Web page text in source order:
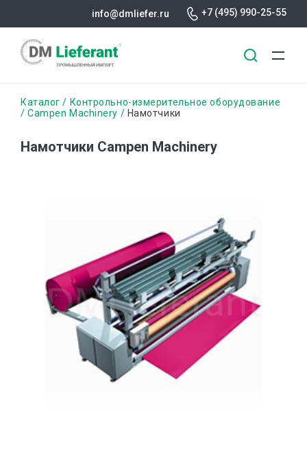
содержанию
info@dmliefer.ru +7 (495) 990-25-55
Строка
Каталог
Контрольно-измерительное оборудование
Campen Machinery
Намотчики
Намотчики Campen Machinery